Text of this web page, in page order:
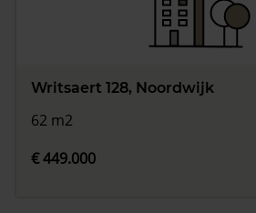
Writsaert 128, Noordwijk
62 m2
€ 449.000